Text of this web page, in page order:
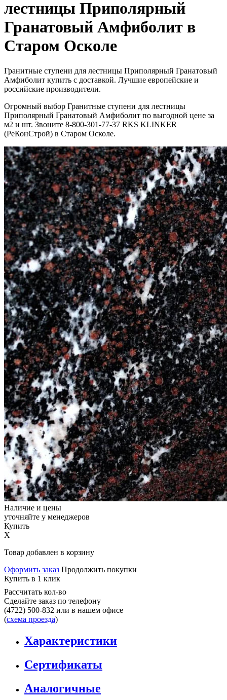
лестницы Приполярный
Гранатовый Амфиболит в
Старом Осколе
Гранитные ступени для лестницы Приполярный Гранатовый
Амфиболит купить с доставкой. Лучшие европейские и
российские производители.
Огромный выбор Гранитные ступени для лестницы
Приполярный Гранатовый Амфиболит по выгодной цене за
м2 и шт. Звоните 8-800-301-77-37 RKS KLINKER
(РеКонСтрой) в Старом Осколе.
Наличие и цены
уточняйте у менеджеров
Купить
X
Товар добавлен в корзину
Оформить заказ Продолжить покупки
Купить в 1 клик
Рассчитать кол-во
Сделайте заказ по телефону
(4722) 500-832 или в нашем офисе
(схема проезда)
Характеристики
Сертификаты
Аналогичные